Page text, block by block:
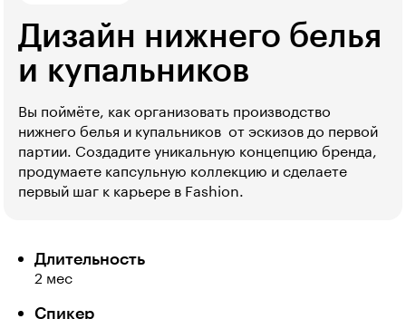
Дизайн нижнего белья
и купальников
Вы поймёте, как организовать производство
нижнего белья и купальников  от эскизов до первой
партии. Создадите уникальную концепцию бренда,
продумаете капсульную коллекцию и сделаете
первый шаг к карьере в Fashion.
Длительность
2 мес
Спикер